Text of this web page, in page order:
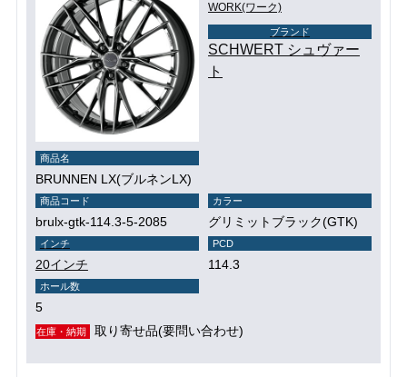
WORK(ワーク)
ブランド
SCHWERT シュヴァー
ト
商品名
BRUNNEN LX(ブルネンLX)
商品コード
brulx-gtk-114.3-5-2085
カラー
グリミットブラック(GTK)
インチ
20インチ
PCD
114.3
ホール数
5
在庫・納期 取り寄せ品(要問い合わせ)